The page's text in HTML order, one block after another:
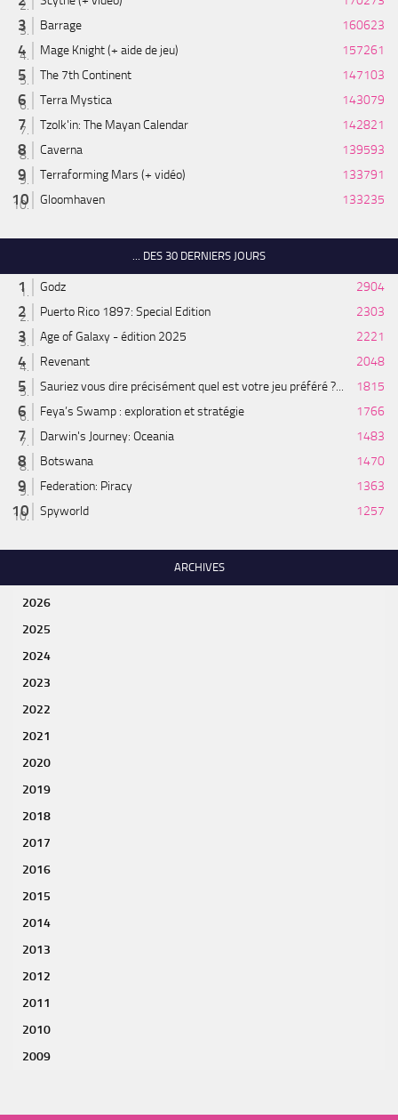
Barrage
160623
Mage Knight (+ aide de jeu)
157261
The 7th Continent
147103
Terra Mystica
143079
Tzolk'in: The Mayan Calendar
142821
Caverna
139593
Terraforming Mars (+ vidéo)
133791
Gloomhaven
133235
... DES 30 DERNIERS JOURS
Godz
2904
Puerto Rico 1897: Special Edition
2303
Age of Galaxy - édition 2025
2221
Revenant
2048
Sauriez vous dire précisément quel est votre jeu préféré ?...
1815
Feya’s Swamp : exploration et stratégie
1766
Darwin's Journey: Oceania
1483
Botswana
1470
Federation: Piracy
1363
Spyworld
1257
ARCHIVES
2026
2025
2024
2023
2022
2021
2020
2019
2018
2017
2016
2015
2014
2013
2012
2011
2010
2009